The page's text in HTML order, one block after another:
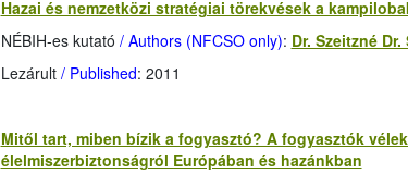
Hazai és nemzetközi stratégiai törekvések a
NÉBIH-es kutató / Authors (NFCSO only): Dr. Szeitzné
Lezárult/ Published: 2011
Mitől tart, miben bízik a fogyasztó? A fogyasztók
élelmiszerbiztonságról Európában és hazánkban